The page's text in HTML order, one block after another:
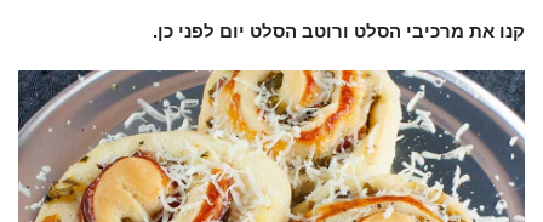
קנו את מרכיבי הסלט ורוטב הסלט יום לפני כן.